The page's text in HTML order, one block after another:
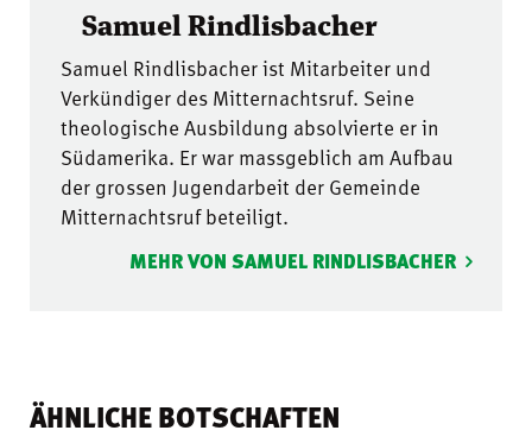
Samuel Rindlisbacher
Samuel Rindlisbacher ist Mitarbeiter und
Verkündiger des Mitternachtsruf. Seine
theologische Ausbildung absolvierte er in
Südamerika. Er war massgeblich am Aufbau
der grossen Jugendarbeit der Gemeinde
Mitternachtsruf beteiligt.
MEHR VON SAMUEL RINDLISBACHER
ÄHNLICHE BOTSCHAFTEN